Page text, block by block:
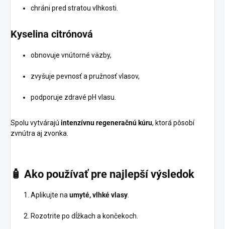
chráni pred stratou vlhkosti.
Kyselina citrónová
obnovuje vnútorné väzby,
zvyšuje pevnosť a pružnosť vlasov,
podporuje zdravé pH vlasu.
Spolu vytvárajú intenzívnu regeneračnú kúru, ktorá pôsobí
zvnútra aj zvonka.
🧴 Ako používať pre najlepší výsledok
Aplikujte naumyté, vlhké vlasy.
Rozotrite po dĺžkach a končekoch.